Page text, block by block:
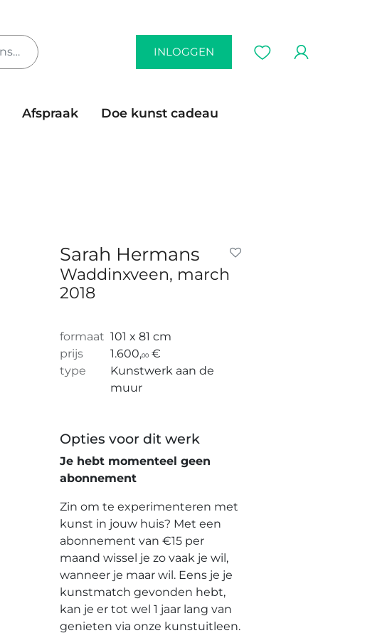
INLOGGEN
Afspraak
Doe kunst cadeau
Sarah Hermans
Waddinxveen, march
2018
formaat 101 x 81 cm
prijs
1.600,00 €
type
Kunstwerk aan de
muur
Opties voor dit werk
Je hebt momenteel geen
abonnement
Zin om te experimenteren met
kunst in jouw huis? Met een
abonnement van €15 per
maand wissel je zo vaak je wil,
wanneer je maar wil. Eens je je
kunstmatch gevonden hebt,
kan je er tot wel 1 jaar lang van
genieten via onze kunstuitleen.